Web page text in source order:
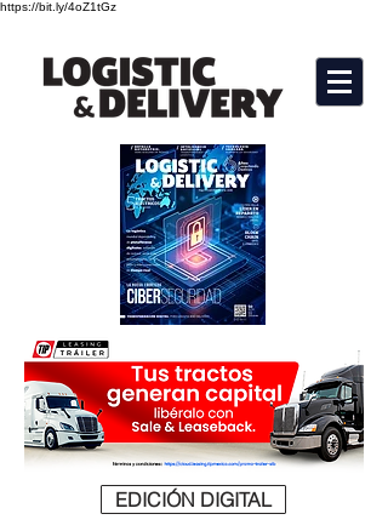
https://bit.ly/4oZ1tGz
EDICIÓN DIGITAL